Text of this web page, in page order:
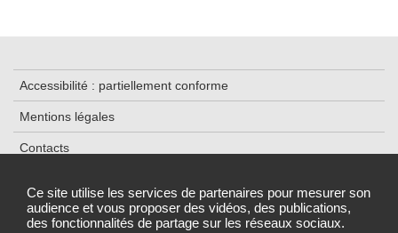
Ce site utilise les services de partenaires pour mesurer son
audience et vous proposer des vidéos, des publications,
des fonctionnalités de partage sur les réseaux sociaux.
Accessibilité : partiellement conforme
Mentions légales
Contacts
Traitement de données